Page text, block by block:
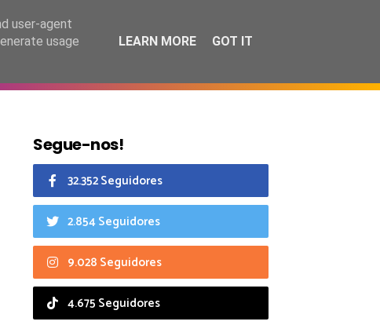
ESPECIAIS CALENDÁRIO
Segue-nos!
32.352 Seguidores
2.854 Seguidores
9.028 Seguidores
4.675 Seguidores
user-agent
usage
LEARN MORE GOT IT